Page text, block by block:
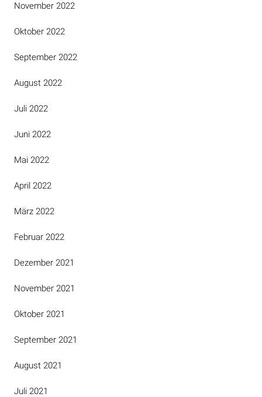
November 2022
Oktober 2022
September 2022
August 2022
Juli 2022
Juni 2022
Mai 2022
April 2022
März 2022
Februar 2022
Dezember 2021
November 2021
Oktober 2021
September 2021
August 2021
Juli 2021